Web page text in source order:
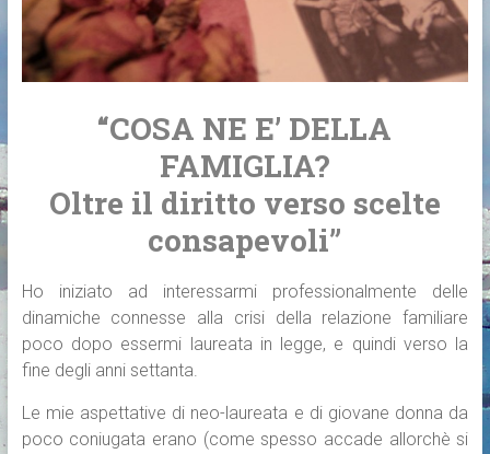
“COSA NE E’ DELLA
FAMIGLIA?
Oltre il diritto verso scelte
consapevoli”
Ho iniziato ad interessarmi professionalmente delle
dinamiche connesse alla crisi della relazione familiare
poco dopo essermi laureata in legge, e quindi verso la
fine degli anni settanta.
Le mie aspettative di neo-laureata e di giovane donna da
poco coniugata erano (come spesso accade allorchè si